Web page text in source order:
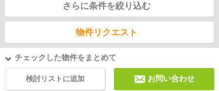
さらに条件を絞り込む
物件リクエスト
チェックした物件をまとめて
検討リストに追加 お問い合わせ